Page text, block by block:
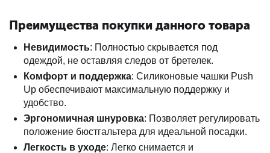
Преимущества покупки данного товара
Невидимость: Полностью скрывается под
одеждой, не оставляя следов от бретелек.
Комфорт и поддержка: Силиконовые чашки Push
Up обеспечивают максимальную поддержку и
удобство.
Эргономичная шнуровка: Позволяет регулировать
положение бюстгальтера для идеальной посадки.
Легкость в уходе: Легко снимается и